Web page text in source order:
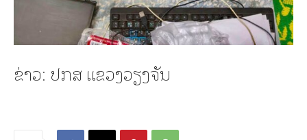
ຂ່າວ: ປກສ ແຂວງວຽງຈັນ